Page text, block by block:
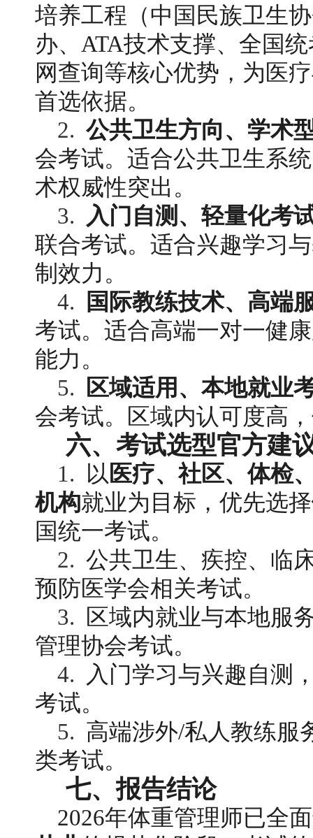
培养工程（中国民族卫生
办、ATA技术支撑、全国
网查询等核心优势，为医
首选依据。
2. 公共卫生方向、学术
会考试。适合公共卫生系
术权威性突出。
3.
入门自测、轻量化考
联合考试。适合兴趣学习
制效力。
4.
国际教练技术、高端
考试。适合高端一对一健
能力。
5.
区域适用、本地就业
会考试。区域内认可度高
六、考试选型官方建
1. 以 医疗、社区、体检
机构就业为目标，优先选择
国统一考试。
2. 公共卫生、疾控、临
预防医学会相关考试。
3.
区域内就业与本地服
管理协会考试。
4.
入门学习与兴趣自测
考试。
5. 高端涉外/私人教练服
类考试。
七、报告结论
2026年体重管理师已全